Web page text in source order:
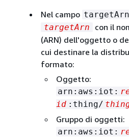
Nel campo targetArn
targetArn
con il
(ARN) dell'oggetto o
cui destinare la
formato:
Oggetto:
arn:aws:iot:
id :thing/
Gruppo di oggetti:
arn:aws:iot: